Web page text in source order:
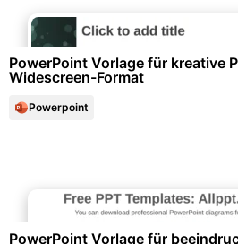
PowerPoint Vorlage für kreative
Widescreen-Format
Powerpoint
PowerPoint Vorlage für